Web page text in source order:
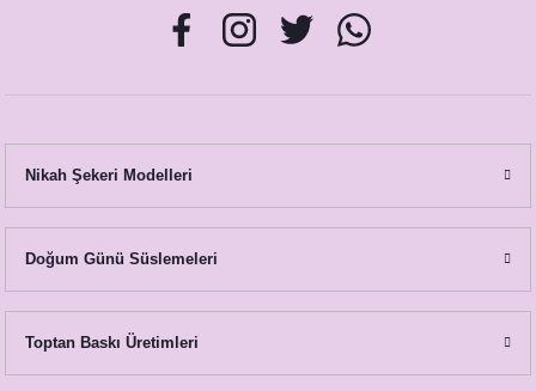
Nikah Şekeri Modelleri
Doğum Günü Süslemeleri
Toptan Baskı Üretimleri